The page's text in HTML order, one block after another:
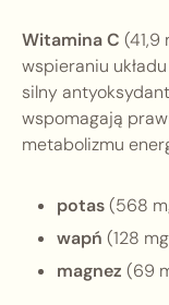
Witamina C (41,9
wspieraniu
silny
wspomagają
metabolizmu
potas(568
wapń (128
magnez (69